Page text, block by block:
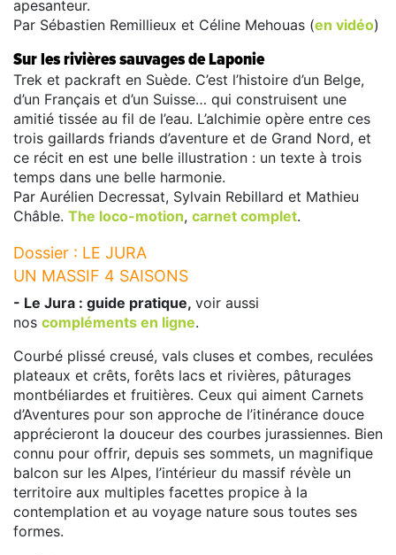
apesanteur.
Par Sébastien Remillieux et Céline Mehouas (en vidéo)
Sur les rivières sauvages de Laponie
Trek et packraft en Suède. C’est l’histoire d’un Belge,
d’un Français et d’un Suisse… qui construisent une
amitié tissée au fil de l’eau. L’alchimie opère entre ces
trois gaillards friands d’aventure et de Grand Nord, et
ce récit en est une belle illustration : un texte à trois
temps dans une belle harmonie.
Par Aurélien Decressat, Sylvain Rebillard et Mathieu
Châble. The loco-motion, carnet complet.
Dossier : LE JURA
UN MASSIF 4 SAISONS
- Le Jura : guide pratique, voir aussi
nos compléments en ligne.
Courbé plissé creusé, vals cluses et combes, reculées
plateaux et crêts, forêts lacs et rivières, pâturages
montbéliardes et fruitières. Ceux qui aiment Carnets
d’Aventures pour son approche de l’itinérance douce
apprécieront la douceur des courbes jurassiennes. Bien
connu pour offrir, depuis ses sommets, un magnifique
balcon sur les Alpes, l’intérieur du massif révèle un
territoire aux multiples facettes propice à la
contemplation et au voyage nature sous toutes ses
formes.